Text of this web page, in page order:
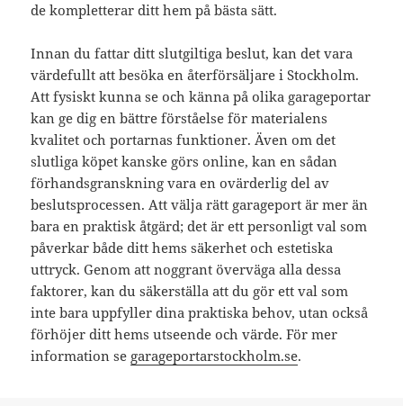
de kompletterar ditt hem på bästa sätt.
Innan du fattar ditt slutgiltiga beslut, kan det vara
värdefullt att besöka en återförsäljare i Stockholm.
Att fysiskt kunna se och känna på olika garageportar
kan ge dig en bättre förståelse för materialens
kvalitet och portarnas funktioner. Även om det
slutliga köpet kanske görs online, kan en sådan
förhandsgranskning vara en ovärderlig del av
beslutsprocessen. Att välja rätt garageport är mer än
bara en praktisk åtgärd; det är ett personligt val som
påverkar både ditt hems säkerhet och estetiska
uttryck. Genom att noggrant överväga alla dessa
faktorer, kan du säkerställa att du gör ett val som
inte bara uppfyller dina praktiska behov, utan också
förhöjer ditt hems utseende och värde. För mer
information se garageportarstockholm.se.